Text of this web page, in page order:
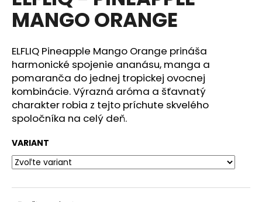
0,0
hviezdičiek.
MANGO ORANGE
ELFLIQ Pineapple Mango Orange prináša
harmonické spojenie ananásu, manga a
pomaranča do jednej tropickej ovocnej
kombinácie. Výrazná aróma a šťavnatý
charakter robia z tejto príchute skvelého
spoločníka na celý deň.
VARIANT
á
j
s
ť
?
O